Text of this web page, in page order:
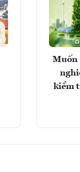
Muốn
kiểm